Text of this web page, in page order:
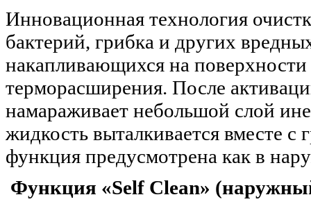
Инновационная технология
бактерий, грибка и других
накапливающихся на
терморасширения. После
намараживает небольшой слой
жидкость выталкивается вместе
функция предусмотрена как в
Функция «Self Clean»